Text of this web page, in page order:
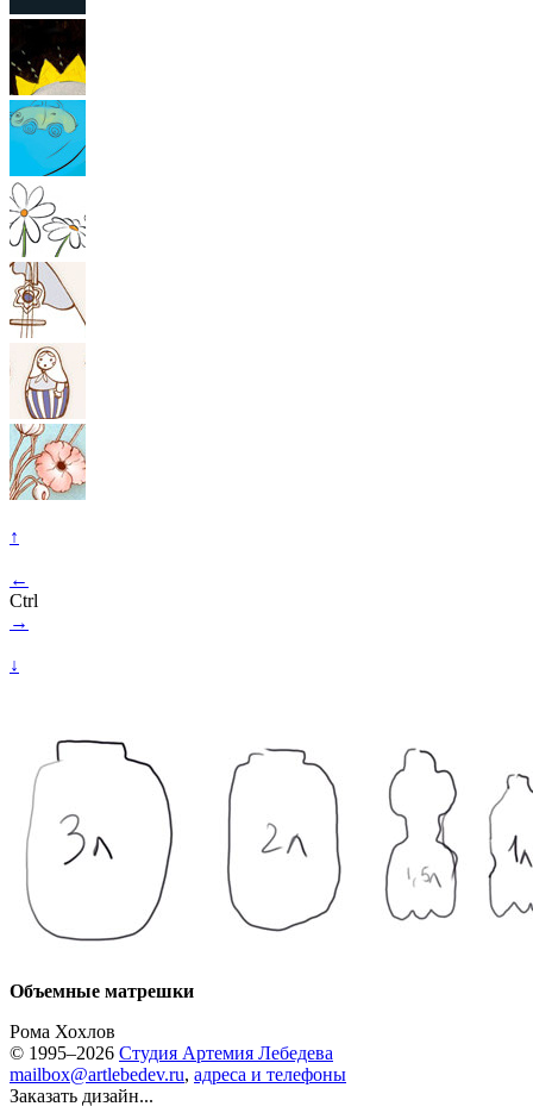
↑
←
Ctrl
→
↓
Объемные матрешки
Рома Хохлов
© 1995–2026 Студия Артемия Лебедева
mailbox@artlebedev.ru, адреса и телефоны
Заказать дизайн...